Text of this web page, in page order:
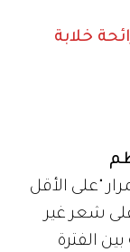
خلابة
"على الأقل
شعر غير
الفترة